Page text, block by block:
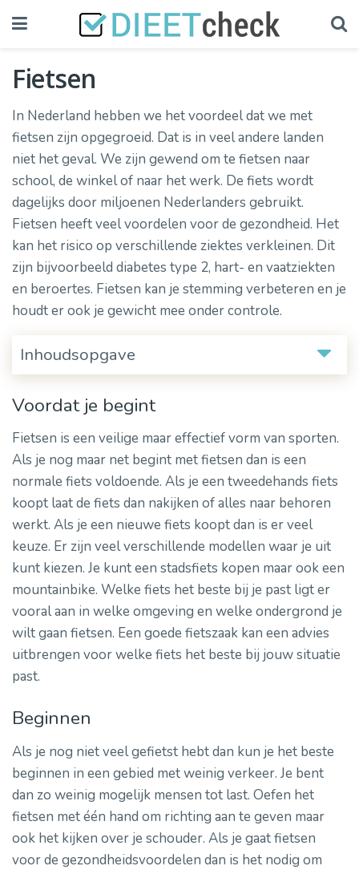
Fietsen
In Nederland hebben we het voordeel dat we met
fietsen zijn opgegroeid. Dat is in veel andere landen
niet het geval. We zijn gewend om te fietsen naar
school, de winkel of naar het werk. De fiets wordt
dagelijks door miljoenen Nederlanders gebruikt.
Fietsen heeft veel voordelen voor de gezondheid. Het
kan het risico op verschillende ziektes verkleinen. Dit
zijn bijvoorbeeld diabetes type 2, hart- en vaatziekten
en beroertes. Fietsen kan je stemming verbeteren en je
houdt er ook je gewicht mee onder controle.
Inhoudsopgave
Voordat je begint
Fietsen is een veilige maar effectief vorm van sporten.
Als je nog maar net begint met fietsen dan is een
normale fiets voldoende. Als je een tweedehands fiets
koopt laat de fiets dan nakijken of alles naar behoren
werkt. Als je een nieuwe fiets koopt dan is er veel
keuze. Er zijn veel verschillende modellen waar je uit
kunt kiezen. Je kunt een stadsfiets kopen maar ook een
mountainbike. Welke fiets het beste bij je past ligt er
vooral aan in welke omgeving en welke ondergrond je
wilt gaan fietsen. Een goede fietszaak kan een advies
uitbrengen voor welke fiets het beste bij jouw situatie
past.
Beginnen
Als je nog niet veel gefietst hebt dan kun je het beste
beginnen in een gebied met weinig verkeer. Je bent
dan zo weinig mogelijk mensen tot last. Oefen het
fietsen met één hand om richting aan te geven maar
ook het kijken over je schouder. Als je gaat fietsen
voor de gezondheidsvoordelen dan is het nodig om